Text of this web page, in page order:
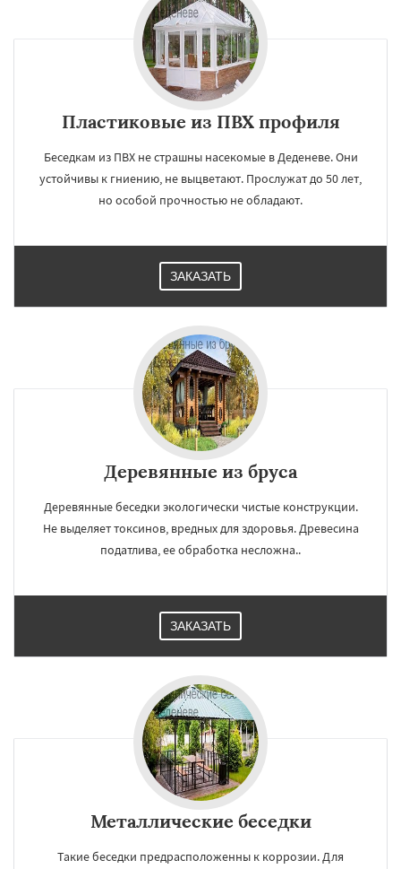
Пластиковые из ПВХ профиля
Беседкам из ПВХ не страшны насекомые в Деденеве. Они
устойчивы к гниению, не выцветают. Прослужат до 50 лет,
но особой прочностью не обладают.
ЗАКАЗАТЬ
Деревянные из бруса
Деревянные беседки экологически чистые конструкции.
Не выделяет токсинов, вредных для здоровья. Древесина
податлива, ее обработка несложна..
ЗАКАЗАТЬ
Металлические беседки
Такие беседки предрасположенны к коррозии. Для